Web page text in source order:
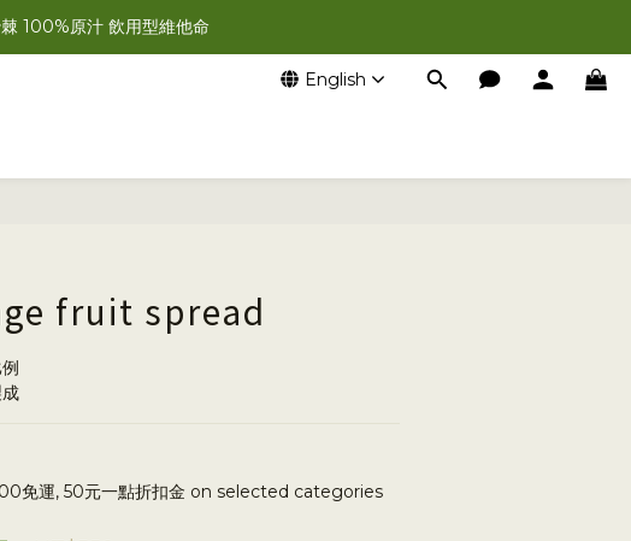
100%原汁 飲用型維他命
English
fruit spread
免運, 50元一點折扣金 on selected categories